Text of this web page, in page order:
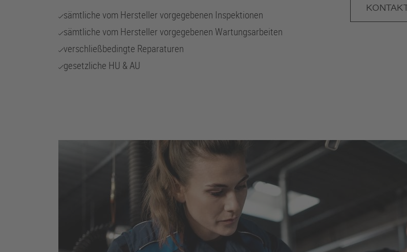
sämtliche vom Hersteller vorgegebenen Inspektionen
sämtliche vom Hersteller vorgegebenen Wartungsarbeiten
verschließbedingte Reparaturen
gesetzliche HU & AU